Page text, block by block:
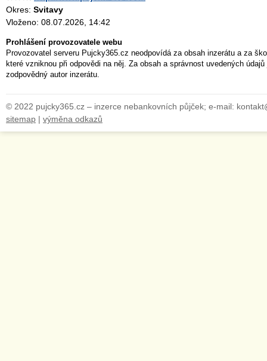
Okres: Svitavy
Vloženo: 08.07.2026, 14:42
Prohlášení provozovatele webu
Provozovatel serveru Pujcky365.cz neodpovídá za obsah inzerátu a za
které vzniknou při odpovědi na něj. Za obsah a správnost uvedených
zodpovědný autor inzerátu.
© 2022 pujcky365.cz – inzerce nebankovních půjček; e-mail:
sitemap | výměna odkazů